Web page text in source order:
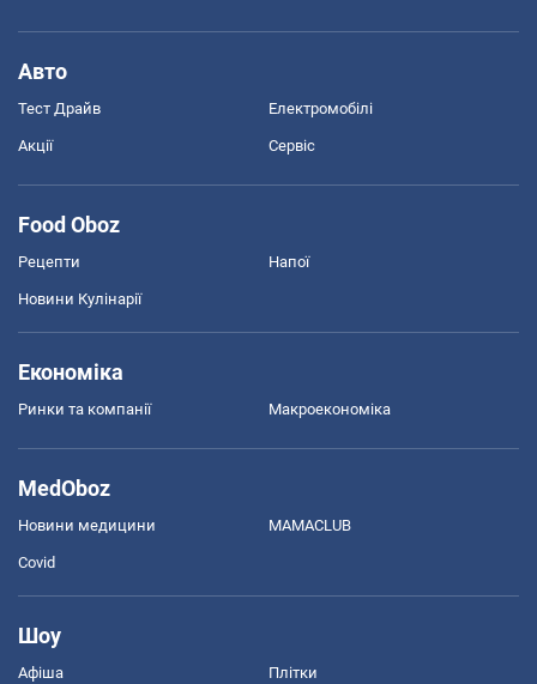
Авто
Тест Драйв Електромобілі
Акції Сервіс
Food Oboz
Рецепти Напої
Новини Кулінарії
Економіка
Ринки та компанії Макроекономіка
MedOboz
Новини медицини MAMACLUB
Covid
Шоу
Афіша Плітки